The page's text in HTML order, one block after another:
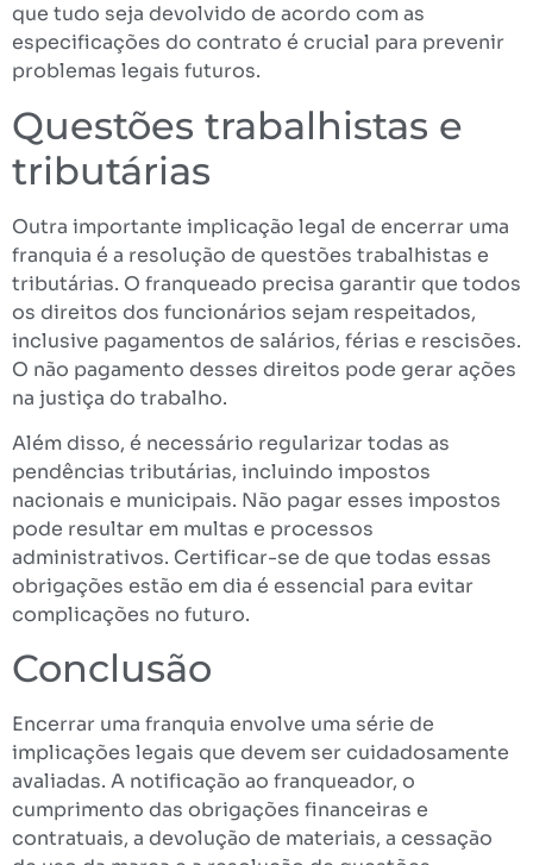
que tudo seja devolvido de acordo com as
especificações do contrato é crucial para prevenir
problemas legais futuros.
Questões trabalhistas e
tributárias
Outra importante implicação legal de encerrar uma
franquia é a resolução de questões trabalhistas e
tributárias. O franqueado precisa garantir que todos
os direitos dos funcionários sejam respeitados,
inclusive pagamentos de salários, férias e rescisões.
O não pagamento desses direitos pode gerar ações
na justiça do trabalho.
Além disso, é necessário regularizar todas as
pendências tributárias, incluindo impostos
nacionais e municipais. Não pagar esses impostos
pode resultar em multas e processos
administrativos. Certificar-se de que todas essas
obrigações estão em dia é essencial para evitar
complicações no futuro.
Conclusão
Encerrar uma franquia envolve uma série de
implicações legais que devem ser cuidadosamente
avaliadas. A notificação ao franqueador, o
cumprimento das obrigações financeiras e
contratuais, a devolução de materiais, a cessação